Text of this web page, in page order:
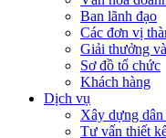
Ban lãnh đạo
Các đơn vị
Giải thưởng
Sơ đồ tổ chức
Khách hàng
Dịch vụ
Xây dựng dân
Tư vấn thiết